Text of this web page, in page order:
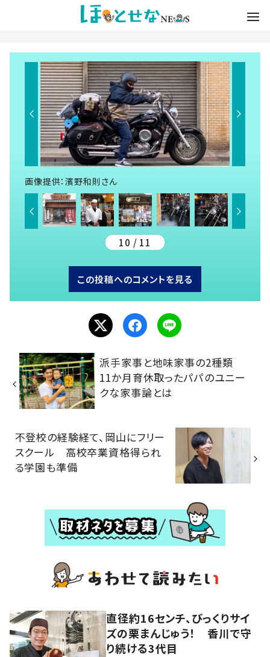
画像提供：濱野和則さん
10 / 11
この投稿へのコメントを見る
派手家事と地味家事の2種類
11か月育休取ったパパのユニー
クな家事論とは
不登校の経験経て、岡山にフリー
スクール 高校卒業資格得られ
る学園も準備
直径約16センチ、びっくりサイ
ズの栗まんじゅう！ 香川で守
り続ける3代目